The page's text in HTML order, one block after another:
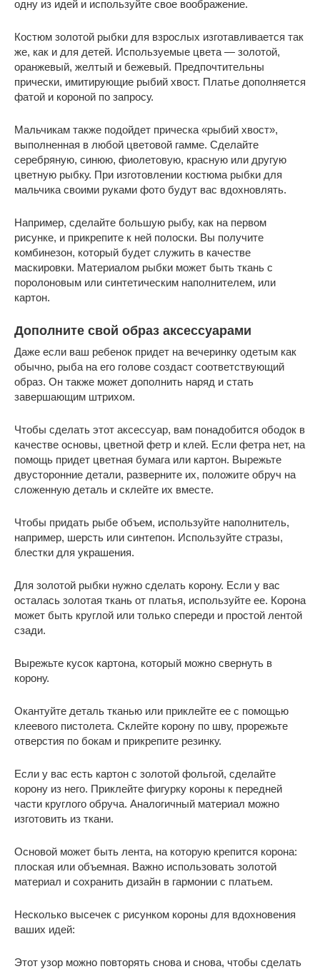
одну из идей и используйте свое воображение.
Костюм золотой рыбки для взрослых изготавливается так
же, как и для детей. Используемые цвета — золотой,
оранжевый, желтый и бежевый. Предпочтительны
прически, имитирующие рыбий хвост. Платье дополняется
фатой и короной по запросу.
Мальчикам также подойдет прическа «рыбий хвост»,
выполненная в любой цветовой гамме. Сделайте
серебряную, синюю, фиолетовую, красную или другую
цветную рыбку. При изготовлении костюма рыбки для
мальчика своими руками фото будут вас вдохновлять.
Например, сделайте большую рыбу, как на первом
рисунке, и прикрепите к ней полоски. Вы получите
комбинезон, который будет служить в качестве
маскировки. Материалом рыбки может быть ткань с
поролоновым или синтетическим наполнителем, или
картон.
Дополните свой образ аксессуарами
Даже если ваш ребенок придет на вечеринку одетым как
обычно, рыба на его голове создаст соответствующий
образ. Он также может дополнить наряд и стать
завершающим штрихом.
Чтобы сделать этот аксессуар, вам понадобится ободок в
качестве основы, цветной фетр и клей. Если фетра нет, на
помощь придет цветная бумага или картон. Вырежьте
двусторонние детали, разверните их, положите обруч на
сложенную деталь и склейте их вместе.
Чтобы придать рыбе объем, используйте наполнитель,
например, шерсть или синтепон. Используйте стразы,
блестки для украшения.
Для золотой рыбки нужно сделать корону. Если у вас
осталась золотая ткань от платья, используйте ее. Корона
может быть круглой или только спереди и простой лентой
сзади.
Вырежьте кусок картона, который можно свернуть в
корону.
Окантуйте деталь тканью или приклейте ее с помощью
клеевого пистолета. Склейте корону по шву, прорежьте
отверстия по бокам и прикрепите резинку.
Если у вас есть картон с золотой фольгой, сделайте
корону из него. Приклейте фигурку короны к передней
части круглого обруча. Аналогичный материал можно
изготовить из ткани.
Основой может быть лента, на которую крепится корона:
плоская или объемная. Важно использовать золотой
материал и сохранить дизайн в гармонии с платьем.
Несколько высечек с рисунком короны для вдохновения
ваших идей:
Этот узор можно повторять снова и снова, чтобы сделать